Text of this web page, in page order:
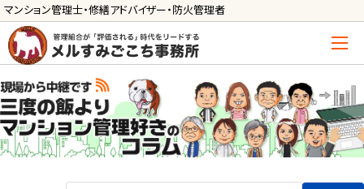
マンション管理士・修繕アドバイザー・防火管理者
管理士の活用方法
ご利用の流れ »